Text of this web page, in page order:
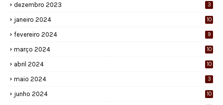
dezembro 2023 3
janeiro 2024 10
fevereiro 2024 9
março 2024 10
abril 2024 10
maio 2024 3
junho 2024 10